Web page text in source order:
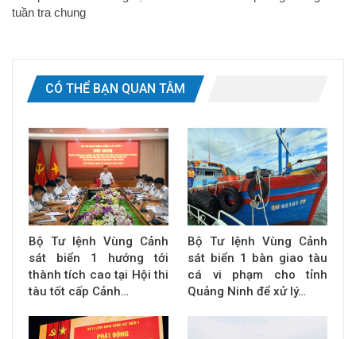
tuần tra chung
CÓ THỂ BẠN QUAN TÂM
Bộ Tư lệnh Vùng Cảnh
sát biển 1 hướng tới
thành tích cao tại Hội thi
tàu tốt cấp Cảnh…
Bộ Tư lệnh Vùng Cảnh
sát biển 1 bàn giao tàu
cá vi phạm cho tỉnh
Quảng Ninh để xử lý…